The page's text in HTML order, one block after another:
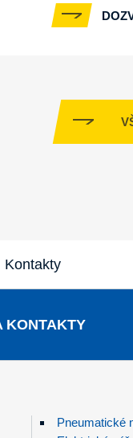
Kontakty
KONTAKTY
Pneumatické